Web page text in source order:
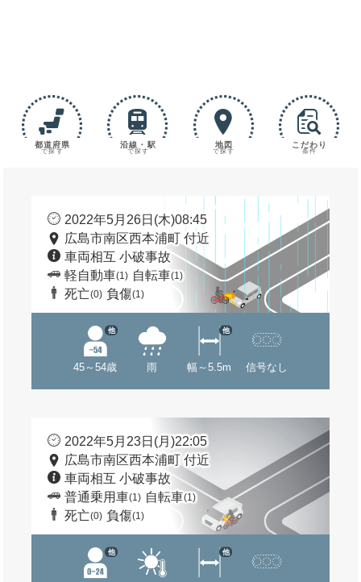
都道府県
で探す
沿線・駅
で探す
地図
で探す
こだわり
条件
2022年5月26日(木)08:45
広島市南区西本浦町 付近
車両相互 小破事故
軽自動車(1) 自転車(1)
死亡(0) 負傷(1)
45～54歳
他
雨 幅～5.5m
他
信号なし
2022年5月23日(月)22:05
広島市南区西本浦町 付近
車両相互 小破事故
普通乗用車(1) 自転車(1)
死亡(0) 負傷(1)
他 他